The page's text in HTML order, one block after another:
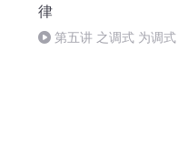
律
第五讲 之调式 为调式